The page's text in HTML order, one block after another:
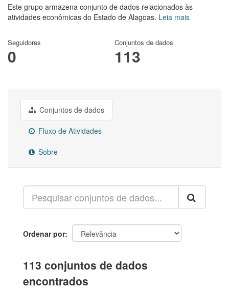
Este grupo armazena conjunto de dados relacionados às
atividades econômicas do Estado de Alagoas. Leia mais
Seguidores
0
Conjuntos de dados
113
Conjuntos de dados
Fluxo de Atividades
Sobre
Ordenar por
113 conjuntos de dados
encontrados